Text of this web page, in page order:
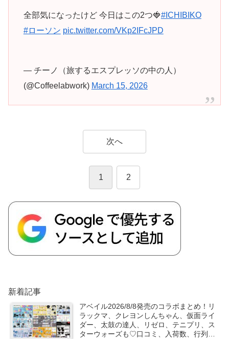
全部気になったけど 今日はこの2つ🍓#ICHIBIKO
#ローソン pic.twitter.com/VKp2IFcJPD
— チーノ（旅するエスプレッソの中の人）
(@Coffeelabwork) March 15, 2026
次へ
1 2
新着記事
アベイル2026/8/8発売のコラボまとめ！リ
ラックマ、クレヨンしんちゃん、仮面ライ
ダー、太鼓の達人、リゼロ、テニプリ、ス
ターウォーズも♡口コミ、入荷数、行列、